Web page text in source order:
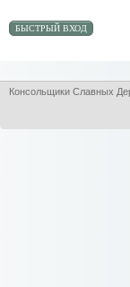
Консольщики Славных